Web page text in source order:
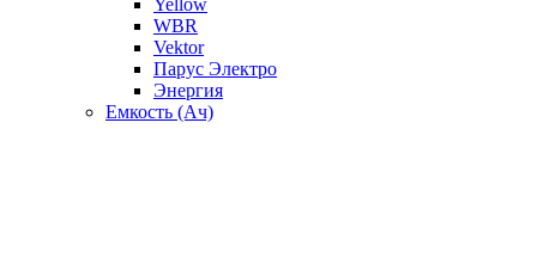
Yellow
WBR
Vektor
Парус Электро
Энергия
Емкость (Ач)